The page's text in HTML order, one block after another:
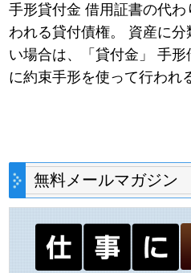
手形貸付金 借用証書の代
われる貸付債権。 資産に
い場合は、「貸付金」 手
に約束手形を使って行わ
無料メールマガジン